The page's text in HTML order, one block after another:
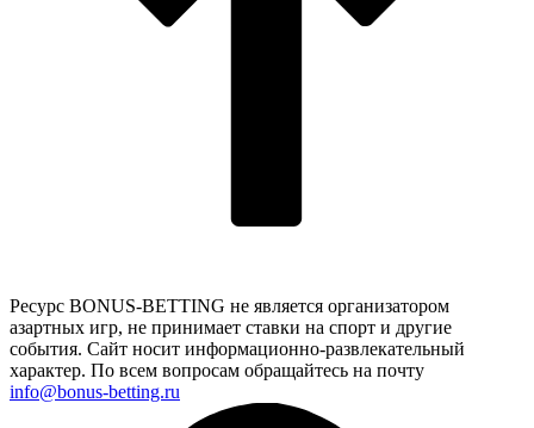
Ресурс BONUS-BETTING не является организатором
азартных игр, не принимает ставки на спорт и другие
события. Сайт носит информационно-развлекательный
характер. По всем вопросам обращайтесь на почту
info@bonus-betting.ru